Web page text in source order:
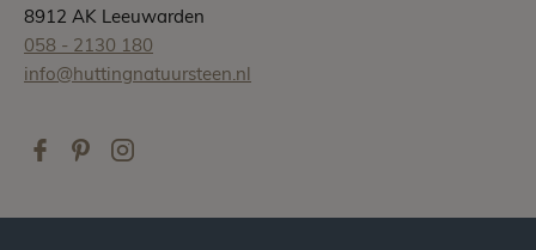
8912 AK Leeuwarden
058 - 2130 180
info@huttingnatuursteen.nl